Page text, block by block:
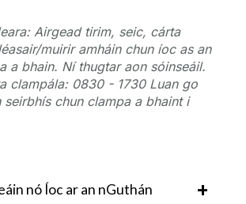
Airgead tirim, seic, cárta
muirir amháin chun íoc as an
a bhain. Ní thugtar aon sóinseáil.
clampála: 0830 - 1730 Luan go
chun clampa a bhaint i
nó Íoc ar an nGuthán